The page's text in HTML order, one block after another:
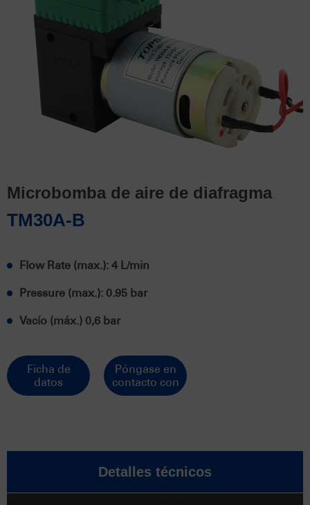
Microbomba de aire de diafragma
TM30A-B
Flow Rate (max.): 4 L/min
Pressure (max.): 0.95 bar
Vacío (máx.) 0,6 bar
Ficha de
datos
Póngase en
contacto con
Detalles técnicos